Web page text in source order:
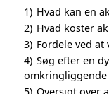
1) Hvad kan en
2) Hvad koster
3) Fordele ved
4) Søg efter en